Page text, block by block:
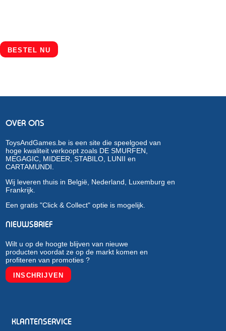
BESTEL NU
OVER ONS
ToysAndGames.be is een site die speelgoed van
hoge kwaliteit verkoopt zoals DE SMURFEN,
MEGAGIC, MIDEER, STABILO, LUNII en
CARTAMUNDI.
Wij leveren thuis in België, Nederland, Luxemburg en
Frankrijk.
Een gratis "Click & Collect" optie is mogelijk.
NIEUWSBRIEF
Wilt u op de hoogte blijven van nieuwe
producten voordat ze op de markt komen en
profiteren van promoties ?
INSCHRIJVEN
KLANTENSERVICE